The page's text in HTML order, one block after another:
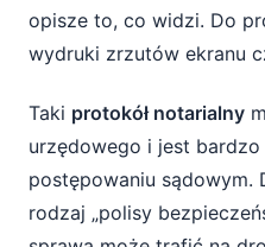
opisze to, co widzi. Do
wydruki zrzutów ekranu
Taki protokół notarialny
urzędowego i jest
postępowaniu sądowym.
rodzaj „polisy